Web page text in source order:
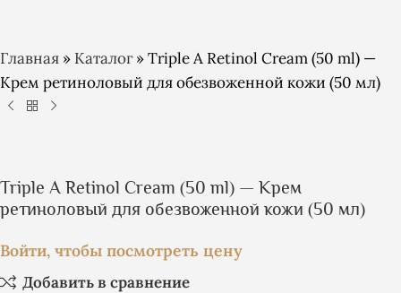
Главная » Каталог»Triple A Retinol Cream (50 ml) —
Крем ретиноловый для обезвоженной кожи (50 мл)
Triple A Retinol Cream (50 ml) — Крем
ретиноловый для обезвоженной кожи (50 мл)
Войти, чтобы посмотреть цену
Добавить в сравнение